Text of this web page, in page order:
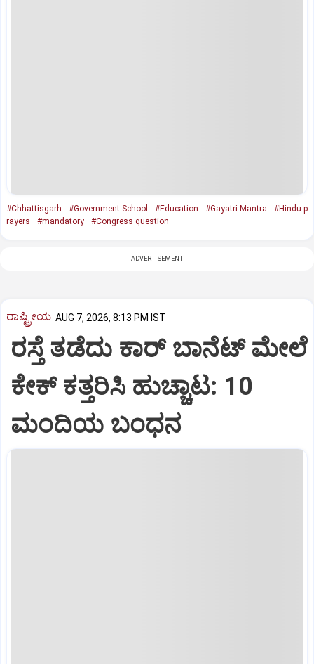
#Chhattisgarh #Government School #Education #Gayatri Mantra
#Hindu p
rayers
#mandatory #Congress question
ADVERTISEMENT
ರಾಷ್ಟ್ರೀಯ AUG 7, 2026, 8:13 PM IST
ರಸ್ತೆ ತಡೆದು ಕಾರ್ ಬಾನೆಟ್ ಮೇಲೆ
ಕೇಕ್ ಕತ್ತರಿಸಿ ಹುಚ್ಚಾಟ: 10
ಮಂದಿಯ ಬಂಧನ